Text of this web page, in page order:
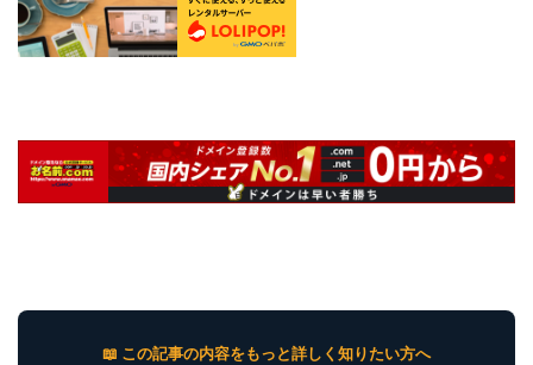
📖 この記事の内容をもっと詳しく知りたい方へ